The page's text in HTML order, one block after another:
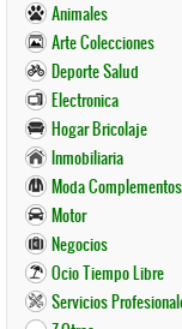
Animales
Arte Colecciones
Deporte Salud
Electronica
Hogar Bricolaje
Inmobiliaria
Moda Complementos
Motor
Negocios
Ocio Tiempo Libre
Servicios